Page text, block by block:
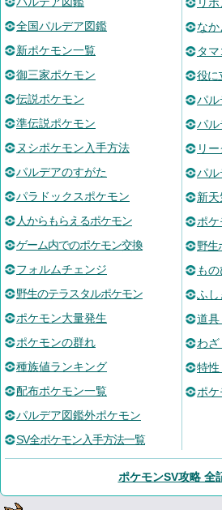
全国パルデア図鑑
新ポケモン一覧
御三家ポケモン
伝説ポケモン
準伝説ポケモン
ヌシポケモン入手方法
パルデアのすがた
パラドックスポケモン
人からもらえるポケモン
ゲーム内でのポケモン交換
フォルムチェンジ
野生のテラスタルポケモン
ポケモン大量発生
ポケモンの群れ
種族値ランキング
配布ポケモン一覧
パルデア図鑑外ポケモン
SV全ポケモン入手方法一覧
な
タ
役に
パル
パル
リ
パル
新天
ポ
野生
も
ふし
道具
わざ
特性
ポ
ポケモンSV攻略 全